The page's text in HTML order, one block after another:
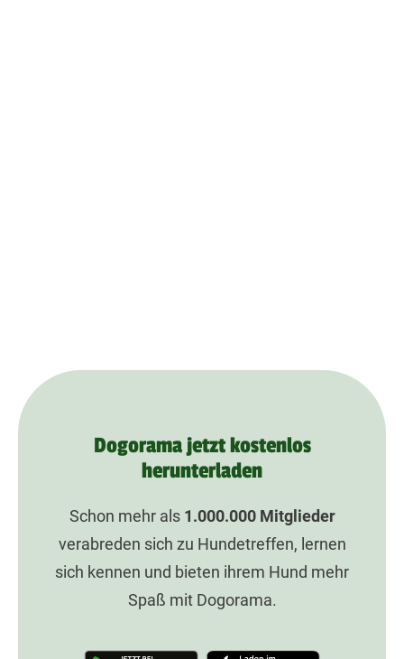
Dogorama jetzt kostenlos
herunterladen
Schon mehr als 1.000.000Mitglieder
verabreden sich zu Hundetreffen, lernen
sich kennen und bieten ihrem Hund mehr
Spaß mit Dogorama.